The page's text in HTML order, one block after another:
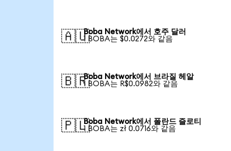
🇦🇺Boba Network에서 호주 달러
1 BOBA는 $0.0272와 같음
🇧🇷Boba Network에서 브라질 헤알
1 BOBA는 R$0.0982와 같음
🇵🇱Boba Network에서 폴란드 즐로티
1 BOBA는 zł 0.0716와 같음